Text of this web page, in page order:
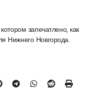
запечатлено, как
Нижнего Новгорода.